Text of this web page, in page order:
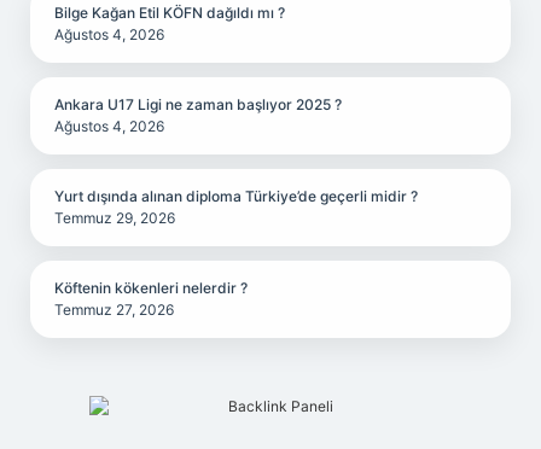
Bilge Kağan Etil KÖFN dağıldı mı ?
Ağustos 4, 2026
Ankara U17 Ligi ne zaman başlıyor 2025 ?
Ağustos 4, 2026
Yurt dışında alınan diploma Türkiye’de geçerli midir ?
Temmuz 29, 2026
Köftenin kökenleri nelerdir ?
Temmuz 27, 2026